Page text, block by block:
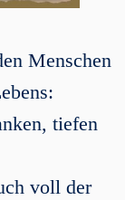
Menschen
tiefen
voll der